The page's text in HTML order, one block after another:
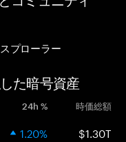
プローラー
た暗号資産
24h % 時価総額
1.20% $1.30T